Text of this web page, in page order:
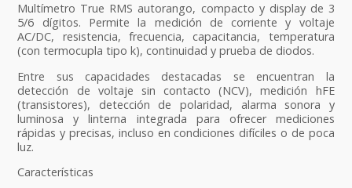
Multímetro True RMS autorango, compacto y display de 3
5/6 dígitos. Permite la medición de corriente y voltaje
AC/DC, resistencia, frecuencia, capacitancia, temperatura
(con termocupla tipo k), continuidad y prueba de diodos.
Entre sus capacidades destacadas se encuentran la
detección de voltaje sin contacto (NCV), medición hFE
(transistores), detección de polaridad, alarma sonora y
luminosa y linterna integrada para ofrecer mediciones
rápidas y precisas, incluso en condiciones difíciles o de poca
luz.
Características